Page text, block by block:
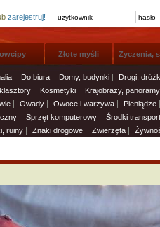
zarejestruj!
Do biura Domy, budynki
Drogi,
Kosmetyki
Krajobrazy, panoramy
Owady Owoce i warzywa
Pieniądze
Sprzęt komputerowy
Środki
ruiny Znaki drogowe Zwierzęta
Złote myśli Życzenia,
»